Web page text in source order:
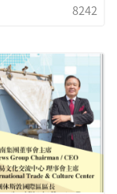
8242